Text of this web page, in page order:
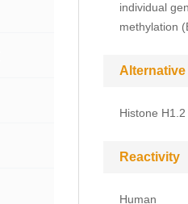
individual
methylation
Alternative
Histone
Reactivity
Human